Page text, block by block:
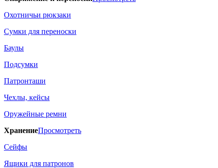
Охотничьи рюкзаки
Сумки для переноски
Баулы
Подсумки
Патронташи
Чехлы, кейсы
Оружейные ремни
ХранениеПросмотреть
Сейфы
Ящики для патронов